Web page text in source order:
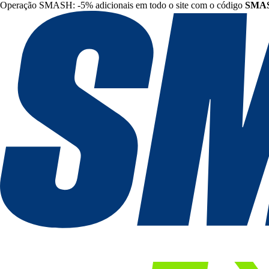
Operação SMASH: -5% adicionais em todo o site com o código